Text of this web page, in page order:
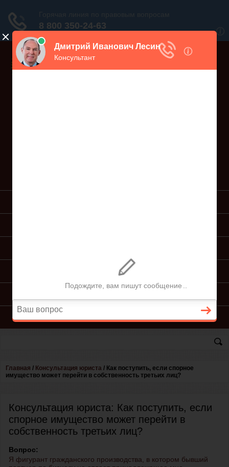
ПОДАЧА ИСКА
КОНСУЛЬТАЦИЯ ЮРИСТА
Главная / Консультация юриста / Как поступить, если спорное
имущество может перейти в собственность третьих лиц?
Консультация юриста: Как поступить, если
спорное имущество может перейти в
собственность третьих лиц?
Вопрос:
Я фигурант гражданского производства, в котором бывший